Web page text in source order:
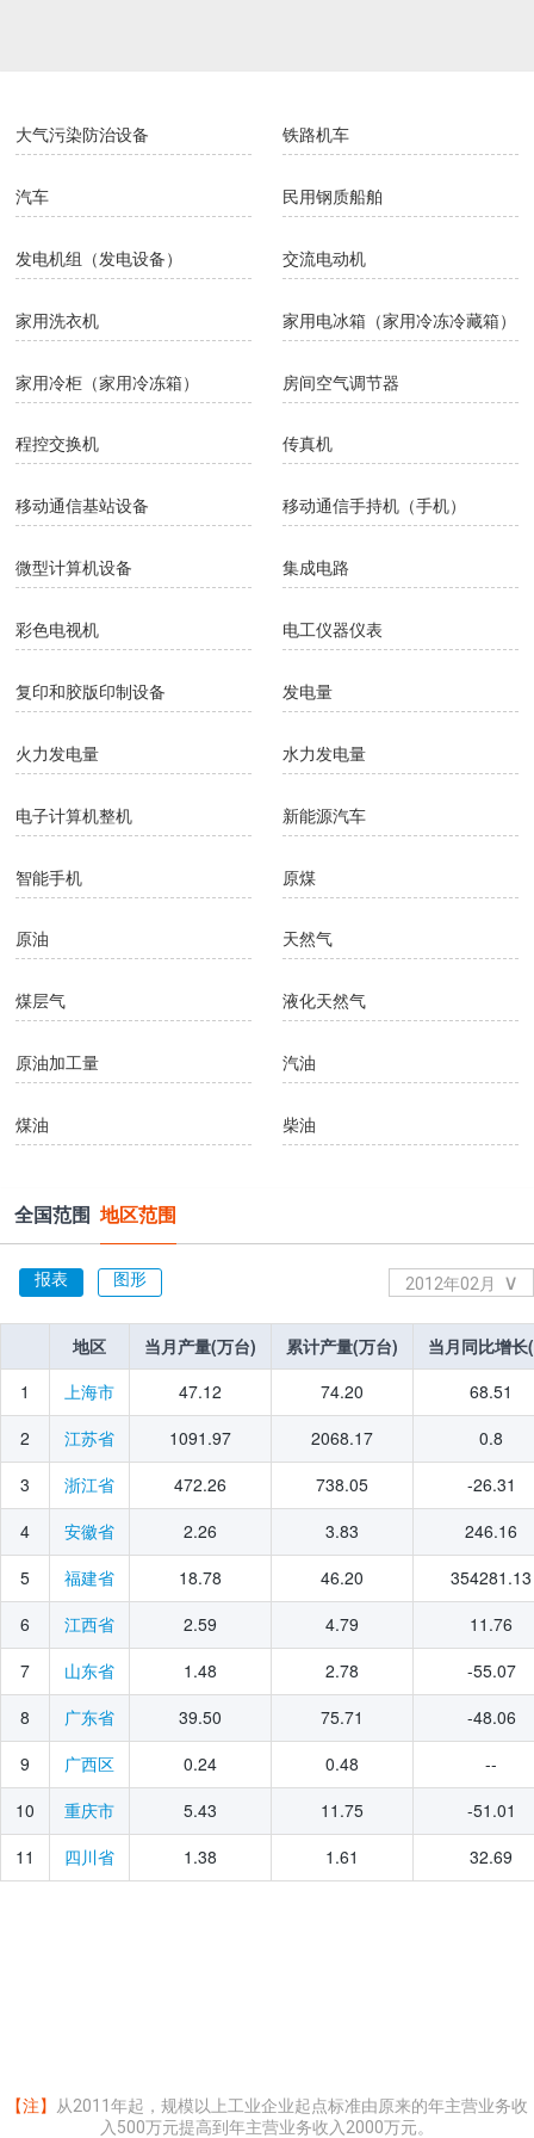
大气污染防治设备 铁路机车
汽车 民用钢质船舶
发电机组（发电设备） 交流电动机
家用洗衣机 家用电冰箱（家用冷冻冷藏箱）
家用冷柜（家用冷冻箱） 房间空气调节器
程控交换机 传真机
移动通信基站设备 移动通信手持机（手机）
微型计算机设备 集成电路
彩色电视机 电工仪器仪表
复印和胶版印制设备 发电量
火力发电量 水力发电量
电子计算机整机 新能源汽车
智能手机 原煤
原油 天然气
煤层气 液化天然气
原油加工量 汽油
煤油 柴油
液化石油气 石油焦
发电量 火力发电量
水力发电量 核能发电量
风力发电量 太阳能发电量
煤气
全国范围 地区范围
报表 图形 2012年02月 ∨
2026年06月
2026年05月
2026年03月
2026年01月
2025年12月
2025年10月
2025年09月
2025年08月
2025年06月
2025年05月
2025年04月
2024年09月
地区 当月产量(万台) 累计产量(万台) 当月同比增长
地区 当月产量(万台) 累计产量(万台)
当月同比增长
1
上海市 47.12 74.20
68.51
2
江苏省 1091.97 2068.17
0.8
3
浙江省 472.26 738.05
-26.31
4
安徽省 2.26 3.83
246.16
5
福建省 18.78 46.20
354281.13
6
江西省 2.59 4.79
11.76
7
山东省 1.48 2.78
-55.07
8
广东省 39.50 75.71
-48.06
9
广西区 0.24 0.48
--
10
重庆市 5.43 11.75
-51.01
11
四川省 1.38 1.61 32.69
【注】
从2011年起，规模以上工业企业起点标准由原来的年主营业务收
入500万元提高到年主营业务收入2000万元。